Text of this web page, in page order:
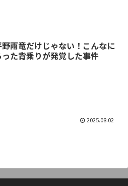
雨竜だけじゃない！こんなに
った背乗りが発覚した事件
2025.08.02